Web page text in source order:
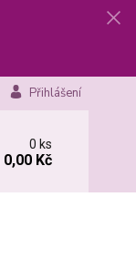
Přihlášení
0ks
0,00 Kč